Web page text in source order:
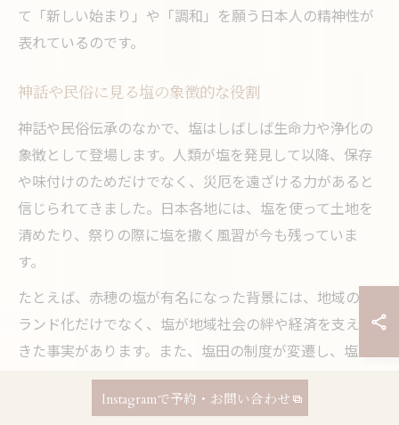
て「新しい始まり」や「調和」を願う日本人の精神性が
表れているのです。
神話や民俗に見る塩の象徴的な役割
神話や民俗伝承のなかで、塩はしばしば生命力や浄化の
象徴として登場します。人類が塩を発見して以降、保存
や味付けのためだけでなく、災厄を遠ざける力があると
信じられてきました。日本各地には、塩を使って土地を
清めたり、祭りの際に塩を撒く風習が今も残っていま
す。
たとえば、赤穂の塩が有名になった背景には、地域のブ
ランド化だけでなく、塩が地域社会の絆や経済を支えて
きた事実があります。また、塩田の制度が変遷し、塩の
製造方法が多様化する中でも、塩のもつ象徴的価値は失
われていません。こうした伝承を知ることで、塩が単な
Instagramで予約・お問い合わせ